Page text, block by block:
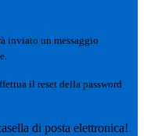
inviato un messaggio
il reset della password
di posta elettronica!